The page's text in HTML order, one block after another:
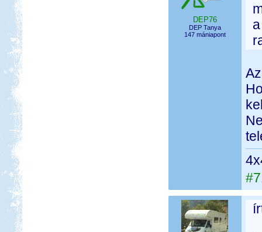
DEP76
DEP Tanya
147 mániapont